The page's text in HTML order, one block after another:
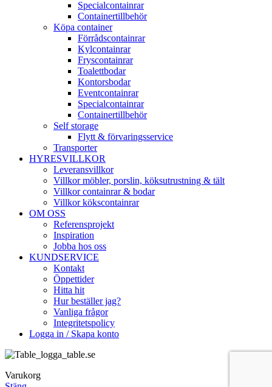
Specialcontainrar
Containertillbehör
Köpa container
Förrådscontainrar
Kylcontainrar
Fryscontainrar
Toalettbodar
Kontorsbodar
Eventcontainrar
Specialcontainrar
Containertillbehör
Self storage
Flytt & förvaringsservice
Transporter
HYRESVILLKOR
Leveransvillkor
Villkor möbler, porslin, köksutrustning & tält
Villkor containrar & bodar
Villkor kökscontainrar
OM OSS
Referensprojekt
Inspiration
Jobba hos oss
KUNDSERVICE
Kontakt
Öppettider
Hitta hit
Hur beställer jag?
Vanliga frågor
Integritetspolicy
Logga in / Skapa konto
Varukorg